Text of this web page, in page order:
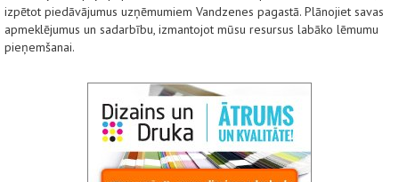
izpētot piedāvājumus uzņēmumiem Vandzenes pagastā. Plānojiet savas
apmeklējumus un sadarbību, izmantojot mūsu resursus labāko lēmumu
pieņemšanai.